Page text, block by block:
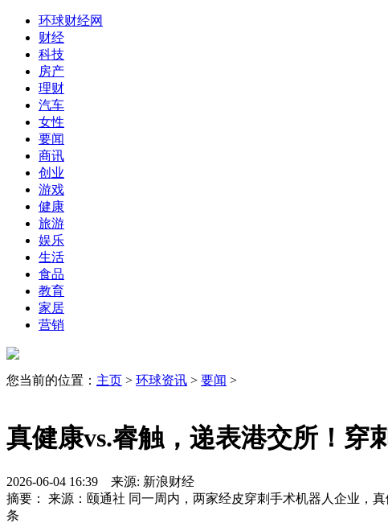
环球财经网
财经
科技
房产
理财
汽车
女性
要闻
商讯
创业
游戏
健康
旅游
娱乐
生活
食品
教育
家居
营销
您当前的位置： 主页 > 环球资讯 > 要闻 >
真健康vs.睿触，递表港交所！穿
2026-06-04 16:39 来源: 新浪财经
摘要： 来源：颐通社 同一周内，两家经皮穿刺手术机器人企业，
条